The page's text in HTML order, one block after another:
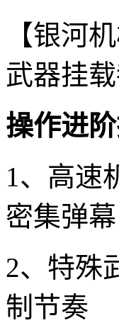
【银河
武器挂
操作进阶
1、高速
密集弹幕
2、特殊
制节奏